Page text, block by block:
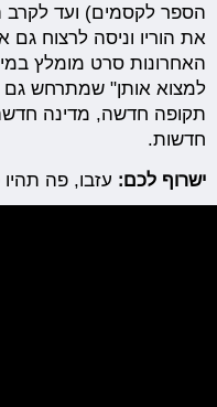
הספר לקסמים) ועד לקרב
את הוריו וניסה לרצוח
האחרונות סרט מומלץ
למצוא אותן" שמתרחש
תקופה חדשה, מדינה
חדשות.
ישרוף לכם: עזבו, פה